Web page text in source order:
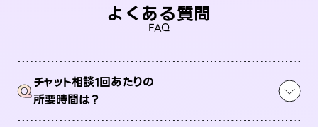
よくある質問
FAQ
Qチャット相談1回あたりの
所要時間は？